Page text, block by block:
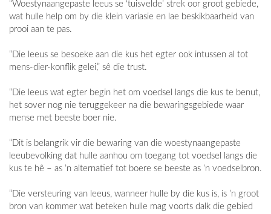
“Woestynaangepaste leeus se ‘tuisvelde’ strek oor groot gebiede,
wat hulle help om by die klein variasie en lae beskikbaarheid van
prooi aan te pas.
“Die leeus se besoeke aan die kus het egter ook intussen al tot
mens-dier-konflik gelei,” sê die trust.
“Die leeus wat egter begin het om voedsel langs die kus te benut,
het sover nog nie teruggekeer na die bewaringsgebiede waar
mense met beeste boer nie.
“Dit is belangrik vir die bewaring van die woestynaangepaste
leeubevolking dat hulle aanhou om toegang tot voedsel langs die
kus te hê – as ’n alternatief tot boere se beeste as ’n voedselbron.
“Die versteuring van leeus, wanneer hulle by die kus is, is ’n groot
bron van kommer wat beteken hulle mag voorts dalk die gebied